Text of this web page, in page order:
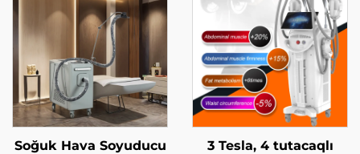
itirmə kosmetik maşın
Soğuk Hava Soyuducu
3 Tesla, 4 tutacaqlı